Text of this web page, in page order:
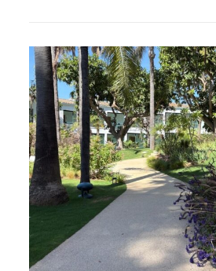
exclusiva agenda social.